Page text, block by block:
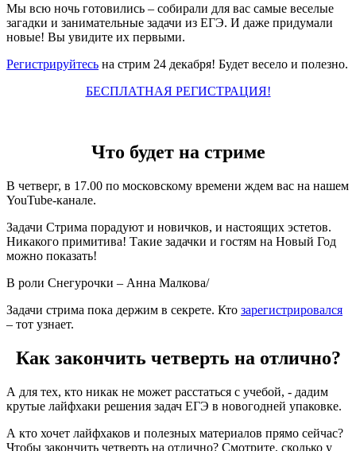
Мы всю ночь готовились – собирали для вас самые веселые
загадки и занимательные задачи из ЕГЭ. И даже придумали
новые! Вы увидите их первыми.
Регистрируйтесь на стрим 24 декабря! Будет весело и полезно.
БЕСПЛАТНАЯ РЕГИСТРАЦИЯ!
Что будет на стриме
В четверг, в 17.00 по московскому времени ждем вас на нашем
YouTube-канале.
Задачи Стрима порадуют и новичков, и настоящих эстетов.
Никакого примитива! Такие задачки и гостям на Новый Год
можно показать!
В роли Снегурочки – Анна Малкова/
Задачи стрима пока держим в секрете. Кто зарегистрировался
– тот узнает.
Как закончить четверть на отлично?
А для тех, кто никак не может расстаться с учебой, - дадим
крутые лайфхаки решения задач ЕГЭ в новогодней упаковке.
А кто хочет лайфхаков и полезных материалов прямо сейчас?
Чтобы закончить четверть на отлично? Смотрите, сколько у